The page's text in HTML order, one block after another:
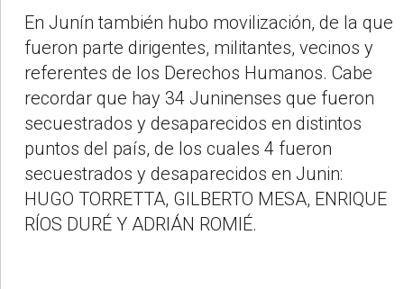
En Junín también hubo movilización, de la que
fueron parte dirigentes, militantes, vecinos y
referentes de los Derechos Humanos. Cabe
recordar que hay 34 Juninenses que fueron
secuestrados y desaparecidos en distintos
puntos del país, de los cuales 4 fueron
secuestrados y desaparecidos en Junin:
HUGO TORRETTA, GILBERTO MESA, ENRIQUE
RÍOS DURÉ Y ADRIÁN ROMIÉ.